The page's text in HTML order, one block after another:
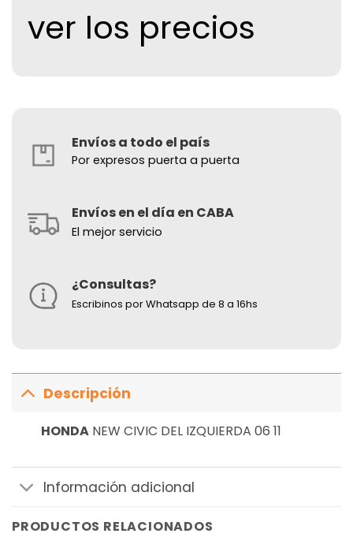
ver los precios
Envíos a todo el país
Por expresos puerta a puerta
Envíos en el día en CABA
El mejor servicio
¿Consultas?
Escribinos por Whatsapp de 8 a 16hs
Descripción
HONDANEW CIVIC DEL IZQUIERDA 06 11
Información adicional
PRODUCTOS RELACIONADOS